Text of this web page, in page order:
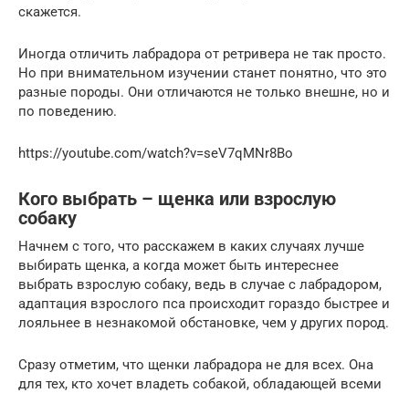
скажется.
Иногда отличить лабрадора от ретривера не так просто.
Но при внимательном изучении станет понятно, что это
разные породы. Они отличаются не только внешне, но и
по поведению.
https://youtube.com/watch?v=seV7qMNr8Bo
Кого выбрать – щенка или взрослую
собаку
Начнем с того, что расскажем в каких случаях лучше
выбирать щенка, а когда может быть интереснее
выбрать взрослую собаку, ведь в случае с лабрадором,
адаптация взрослого пса происходит гораздо быстрее и
лояльнее в незнакомой обстановке, чем у других пород.
Сразу отметим, что щенки лабрадора не для всех. Она
для тех, кто хочет владеть собакой, обладающей всеми